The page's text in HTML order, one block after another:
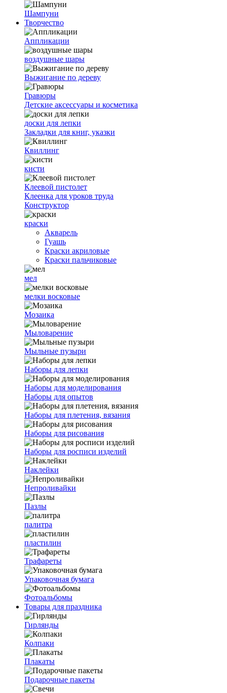
Шампуни
Творчество
Аппликации
воздушные шары
Выжигание по дереву
Гравюры
Детские аксессуары и косметика
доски для лепки
Закладки для книг, указки
Квиллинг
кисти
Клеевой пистолет
Клеенка для уроков труда
Конструктор
краски
Акварель
Гуашь
Краски акриловые
Краски пальчиковые
мел
мелки восковые
Мозаика
Мыловарение
Мыльные пузыри
Наборы для лепки
Наборы для моделирования
Наборы для опытов
Наборы для плетения, вязания
Наборы для рисования
Наборы для росписи изделий
Наклейки
Непроливайки
Пазлы
палитра
пластилин
Трафареты
Упаковочная бумага
Фотоальбомы
Товары для праздника
Гирлянды
Колпаки
Плакаты
Подарочные пакеты